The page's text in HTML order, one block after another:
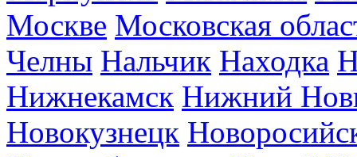
Москве Московская
Челны Нальчик Находка
Нижнекамск Нижний
Новокузнецк